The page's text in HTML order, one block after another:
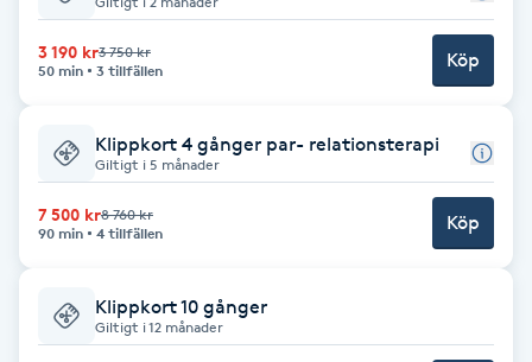
Babylights
Balayage
Bambumassage
Barber
Barnklippning
3 190 kr3 750 kr
50 min
3 tillfällen Köp
Klippkort 4 gånger par- relationsterapi
Giltigt i 5 månader
7 500 kr8 760 kr
90 min
4 tillfällen Köp
Klippkort 10 gånger
Giltigt i 12 månader